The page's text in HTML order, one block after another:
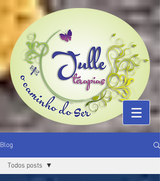
Blog
Todos posts